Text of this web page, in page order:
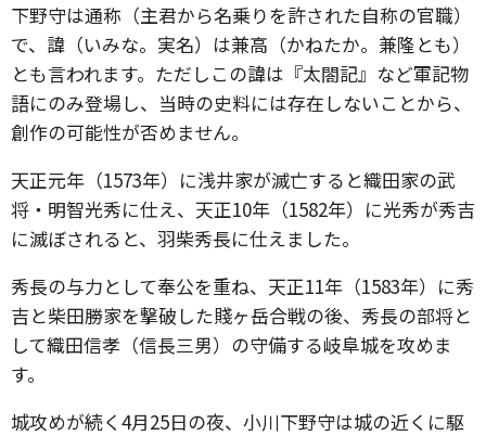
下野守は通称（主君から名乗りを許された自称の官職）
で、諱（いみな。実名）は兼高（かねたか。兼隆とも）
とも言われます。ただしこの諱は『太閤記』など軍記物
語にのみ登場し、当時の史料には存在しないことから、
創作の可能性が否めません。
天正元年（1573年）に浅井家が滅亡すると織田家の武
将・明智光秀に仕え、天正10年（1582年）に光秀が秀吉
に滅ぼされると、羽柴秀長に仕えました。
秀長の与力として奉公を重ね、天正11年（1583年）に秀
吉と柴田勝家を撃破した賤ヶ岳合戦の後、秀長の部将と
して織田信孝（信長三男）の守備する岐阜城を攻めま
す。
城攻めが続く4月25日の夜、小川下野守は城の近くに駆